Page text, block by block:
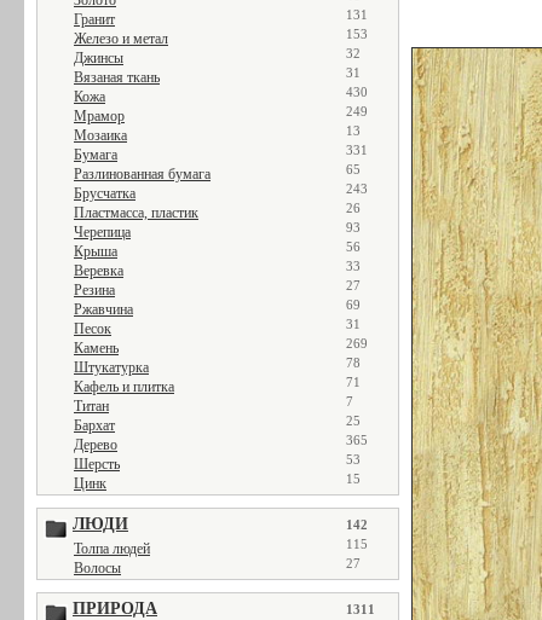
Гранит 131
Железо и метал 153
Джинсы 32
Вязаная ткань 31
Кожа 430
Мрамор 249
Мозаика 13
Бумага 331
Разлинованная бумага 65
Брусчатка 243
Пластмасса, пластик 26
Черепица 93
Крыша 56
Веревка 33
Резина 27
Ржавчина 69
Песок 31
Камень 269
Штукатурка 78
Кафель и плитка 71
Титан 7
Бархат 25
Дерево 365
Шерсть 53
Цинк 15
ЛЮДИ 142
Толпа людей 115
Волосы 27
ПРИРОДА 1311